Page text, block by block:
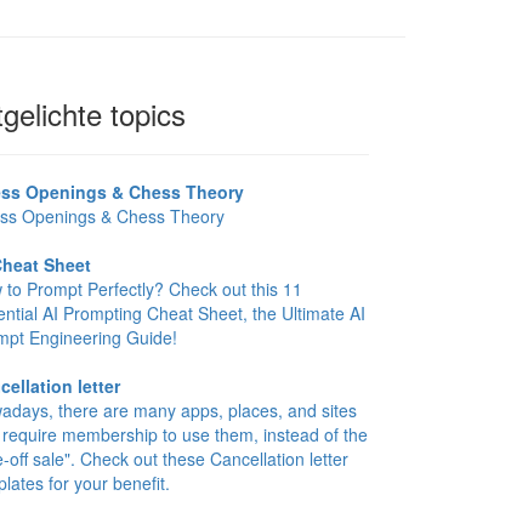
topics
Openings & Chess Theory
Openings & Chess Theory
Sheet
to Prompt Perfectly? Check out this 11
AI Prompting Cheat Sheet, the Ultimate AI
Engineering Guide!
letter
there are many apps, places, and sites
membership to use them, instead of the
off sale". Check out these Cancellation letter
for your benefit.